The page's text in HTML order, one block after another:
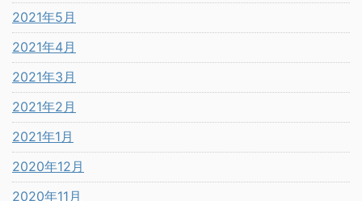
2021年5月
2021年4月
2021年3月
2021年2月
2021年1月
2020年12月
2020年11月